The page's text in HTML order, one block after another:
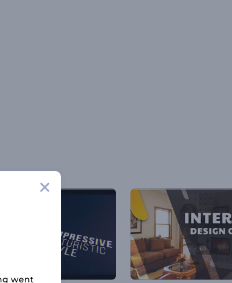
went